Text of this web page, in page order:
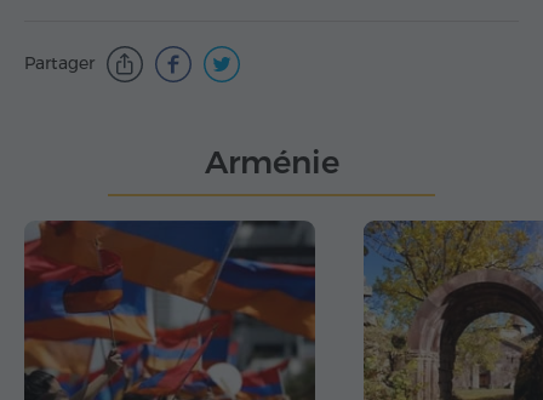
Partager
Arménie